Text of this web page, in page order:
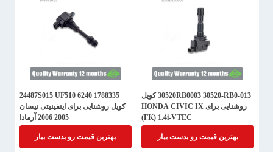
30520RB0003 30520-RB0-013 کویل
روشنایی برای HONDA CIVIC IX
(FK) 1.4i-VTEC
بهترین قیمت رو بدست بیار
24487S015 UF510 6240 1788335
کویل روشنایی برای اینفینیتی نیسان
2005 2006 آرمادا
بهترین قیمت رو بدست بیار